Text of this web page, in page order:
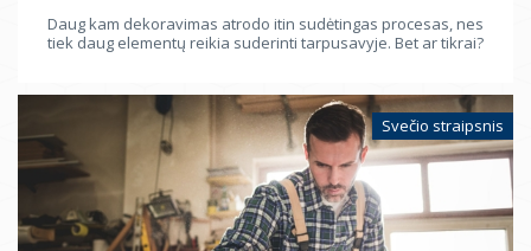
Daug kam dekoravimas atrodo itin sudėtingas procesas, nes
tiek daug elementų reikia suderinti tarpusavyje. Bet ar tikrai?
Svečio straipsnis